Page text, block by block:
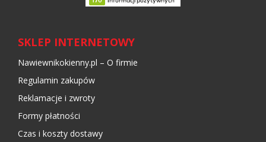
SKLEP INTERNETOWY
Nawiewnikokienny.pl – O firmie
Regulamin zakupów
Reklamacje i zwroty
Formy płatności
Czas i koszty dostawy